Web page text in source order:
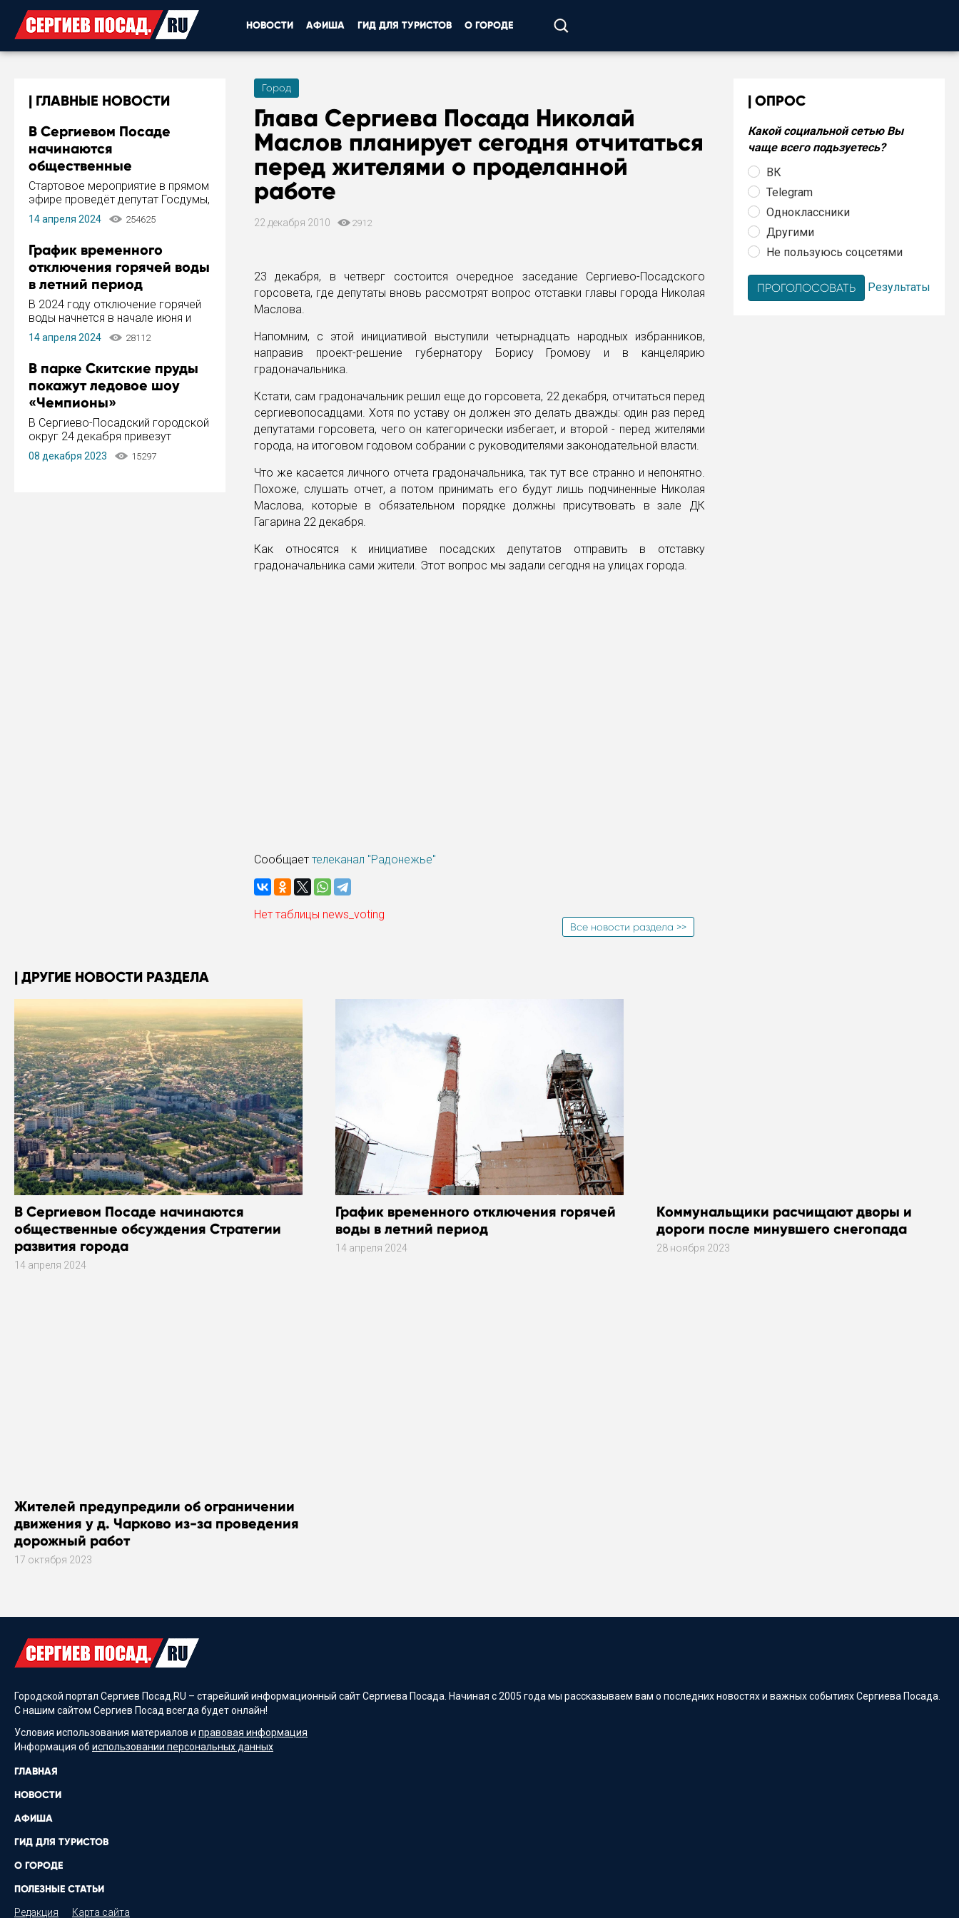
НОВОСТИ АФИША ГИД ДЛЯ ТУРИСТОВ О ГОРОДЕ
ГЛАВНЫЕ НОВОСТИ
В Сергиевом Посаде
начинаются
общественные
обсуждения Стратегии
развития города
Стартовое мероприятие в прямом
эфире проведёт депутат Госдумы,
инициатор и автор Концепции
развития Сергиева Посада и
Пахомов.
14 апреля 2024 254625
График временного
отключения горячей воды
в летний период
В 2024 году отключение горячей
воды начнется в начале июня и
завершится в конце августа.
Период отключения составит не
14 апреля 2024 28112
В парке Скитские пруды
покажут ледовое шоу
«Чемпионы»
В Сергиево-Посадский городской
округ 24 декабря привезут
ледовый тур «Чемпионы»
заслуженного мастера спорта,
08 декабря 2023 15297
Город
Глава Сергиева Посада Николай
Маслов планирует сегодня отчитаться
перед жителями о проделанной
работе
22 декабря 2010 2912
23 декабря, в четверг состоится очередное заседание Сергиево-Посадского
горсовета, где депутаты вновь рассмотрят вопрос отставки главы города Николая
Маслова.
Напомним, с этой инициативой выступили четырнадцать народных избранников,
направив проект-решение губернатору Борису Громову и в канцелярию
градоначальника.
Кстати, сам градоначальник решил еще до горсовета, 22 декабря, отчитаться перед
сергиевопосадцами. Хотя по уставу он должен это делать дважды: один раз перед
депутатами горсовета, чего он категорически избегает, и второй - перед жителями
города, на итоговом годовом собрании с руководителями законодательной власти.
Что же касается личного отчета градоначальника, так тут все странно и непонятно.
Похоже, слушать отчет, а потом принимать его будут лишь подчиненные Николая
Маслова, которые в обязательном порядке должны присутвовать в зале ДК
Гагарина 22 декабря.
Как относятся к инициативе посадских депутатов отправить в отставку
градоначальника сами жители. Этот вопрос мы задали сегодня на улицах города.
Сообщает телеканал "Радонежье"
Нет таблицы news_voting
Все новости раздела >>
ОПРОС
Какой социальной сетью Вы
чаще всего подьзуетесь?
ВК
Telegram
Одноклассники
Другими
Не пользуюсь соцсетями
Результаты
ДРУГИЕ НОВОСТИ РАЗДЕЛА
В Сергиевом Посаде начинаются
общественные обсуждения Стратегии
развития города
14 апреля 2024
График временного отключения горячей
воды в летний период
14 апреля 2024
Коммунальщики расчищают дворы и
дороги после минувшего снегопада
28 ноября 2023
Жителей предупредили об ограничении
движения у д. Чарково из-за проведения
дорожный работ
17 октября 2023
Городской портал Сергиев Посад.RU – старейший информационный сайт Сергиева Посада. Начиная с 2005 года мы рассказываем вам о последних новостях и важных событиях Сергиева Посада.
С нашим сайтом Сергиев Посад всегда будет онлайн!
Условия использования материалов и правовая информация
Информация об использовании персональных данных
ГЛАВНАЯ
НОВОСТИ
АФИША
ГИД ДЛЯ ТУРИСТОВ
О ГОРОДЕ
ПОЛЕЗНЫЕ СТАТЬИ
Редакция Карта сайта